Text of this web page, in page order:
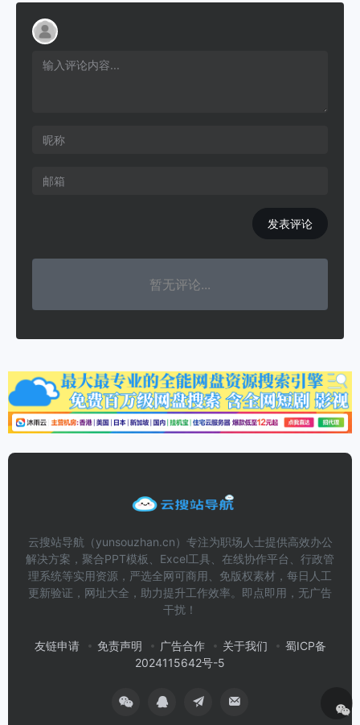
发表评论
暂无评论...
云搜站导航（yunsouzhan.cn）专注为职场人士提供高效办公
解决方案，聚合PPT模板、Excel工具、在线协作平台、行政管
理系统等实用资源，严选全网可商用、免版权素材，每日人工
更新验证，网址大全，助力提升工作效率。即点即用，无广告
干扰！
友链申请 免责声明 广告合作 关于我们
蜀ICP备
2024115642号-5